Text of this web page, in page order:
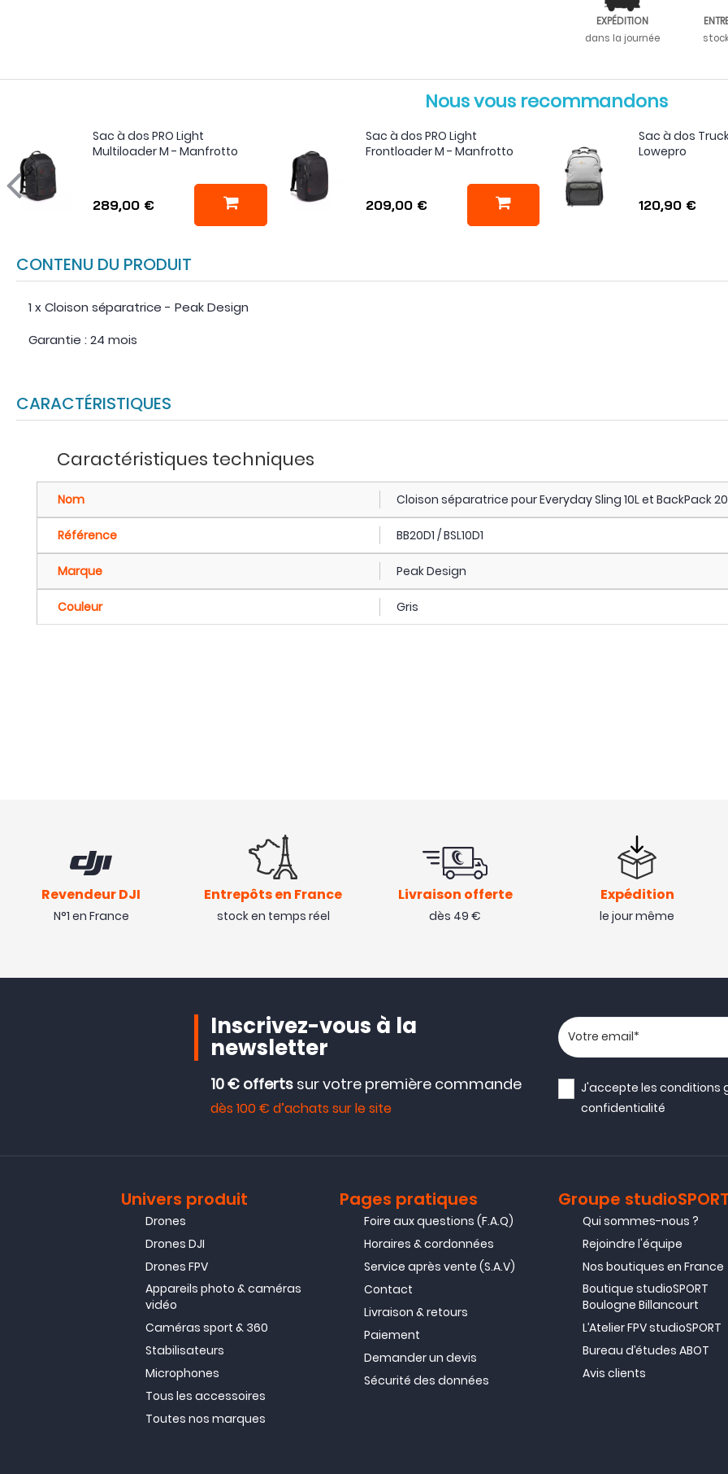
EXPÉDITION
dans la journée
Nous vous recommandons
Sac à dos PRO Light
Multiloader M - Manfrotto
289,00 €
Sac à dos PRO Light
Frontloader M - Manfrotto
209,00 €
Sac à dos
Lowepro
120,90 €
CONTENU DU PRODUIT
1 x Cloison séparatrice - Peak Design
Garantie : 24 mois
CARACTÉRISTIQUES
Caractéristiques techniques
Nom Cloison séparatrice pour Everyday Sling 10L et BackPack
Référence BB20D1 / BSL10D1
Marque Peak Design
Couleur Gris
Revendeur DJI
N°1 en France
Entrepôts en France
stock en temps réel
Livraison offerte
dès 49 €
Expédition
le jour même
Inscrivez-vous à la
newsletter
10 € offerts sur votre première commande
dès 100 € d’achats sur le site
Votre adresse email
J'accepte lesconditions
confidentialité
Univers produit
Drones
Drones DJI
Drones FPV
Appareils photo & caméras
vidéo
Caméras sport & 360
Stabilisateurs
Microphones
Tous les accessoires
Toutes nos marques
Pages pratiques
Foire aux questions (F.A.Q)
Horaires & cordonnées
Service après vente (S.A.V)
Contact
Livraison & retours
Paiement
Demander un devis
Sécurité des données
Groupe
Qui sommes-nous ?
Rejoindre l'équipe
Nos boutiques en France
Boutique studioSPORT
Boulogne Billancourt
L’Atelier FPV studioSPORT
Bureau d’études ABOT
Avis clients